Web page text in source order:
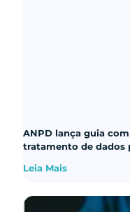
ANPD lança guia
tratamento de dados
Leia Mais